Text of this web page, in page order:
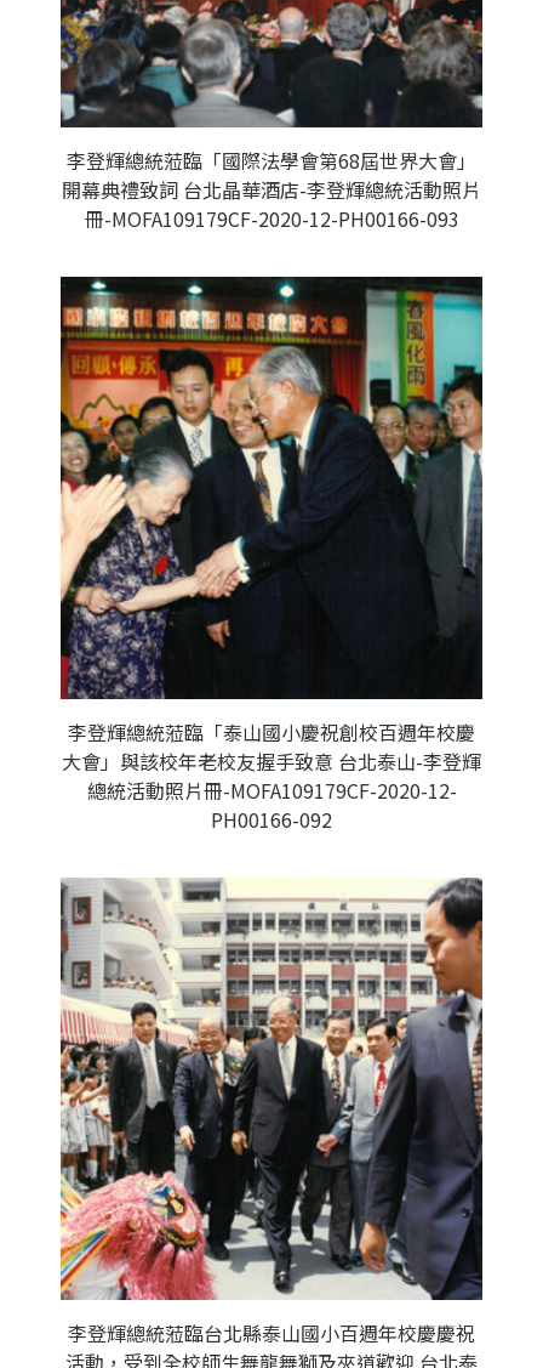
李登輝總統蒞臨「國際法學會第68屆世界大會」
開幕典禮致詞 台北晶華酒店-李登輝總統活動照片
冊-MOFA109179CF-2020-12-PH00166-093
李登輝總統蒞臨「泰山國小慶祝創校百週年校慶
大會」與該校年老校友握手致意 台北泰山-李登輝
總統活動照片冊-MOFA109179CF-2020-12-
PH00166-092
李登輝總統蒞臨台北縣泰山國小百週年校慶慶祝
活動，受到全校師生舞龍舞獅及夾道歡迎 台北泰